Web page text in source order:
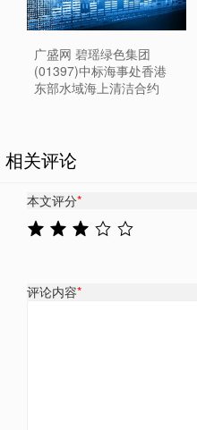
广盛网 碧瑶绿色集团
(01397)中标海事处香港
东部水域海上清洁合约
相关评论
本文评分*
评论内容*